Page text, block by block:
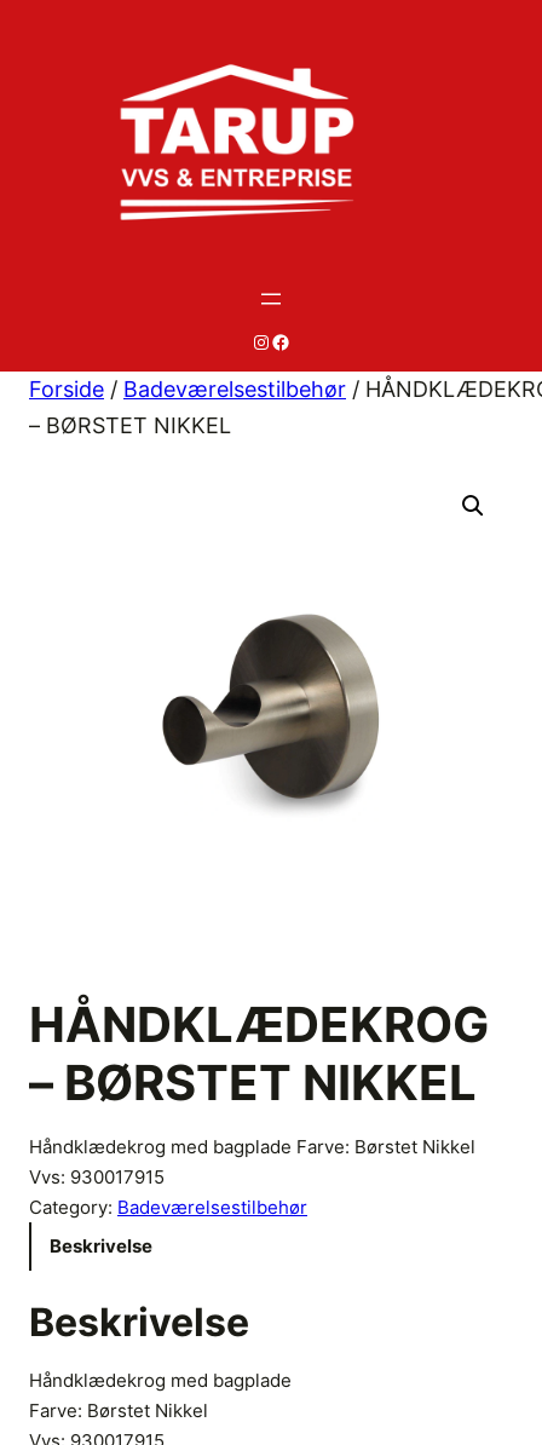
# #
Forside / Badeværelsestilbehør /
– BØRSTET NIKKEL
HÅNDKLÆDEKROG
– BØRSTET NIKKEL
Håndklædekrog med bagplade Farve: Børstet Nikkel
Vvs: 930017915
Category: Badeværelsestilbehør
Beskrivelse
Beskrivelse
Håndklædekrog med bagplade
Farve: Børstet Nikkel